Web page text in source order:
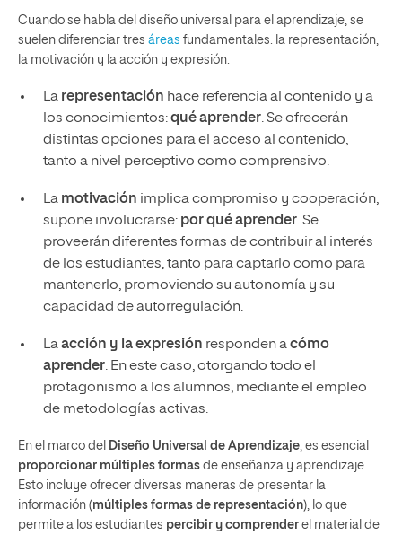
Cuando se habla del diseño universal para el aprendizaje, se
suelen diferenciar tres áreas fundamentales: la representación,
la motivación y la acción y expresión.
Larepresentación hace referencia al contenido y a
los conocimientos:qué aprender. Se ofrecerán
distintas opciones para el acceso al contenido,
tanto a nivel perceptivo como comprensivo.
Lamotivación implica compromiso y cooperación,
supone involucrarse: por qué aprender. Se
proveerán diferentes formas de contribuir al interés
de los estudiantes, tanto para captarlo como para
mantenerlo, promoviendo su autonomía y su
capacidad de autorregulación.
Laacción y la expresión responden acómo
aprender. En este caso, otorgando todo el
protagonismo a los alumnos, mediante el empleo
de metodologías activas.
En el marco del Diseño Universal de Aprendizaje , es esencial
proporcionar múltiples formas de enseñanza y aprendizaje.
Esto incluye ofrecer diversas maneras de presentar la
información (múltiples formas de representación), lo que
permite a los estudiantes percibir y comprender el material de